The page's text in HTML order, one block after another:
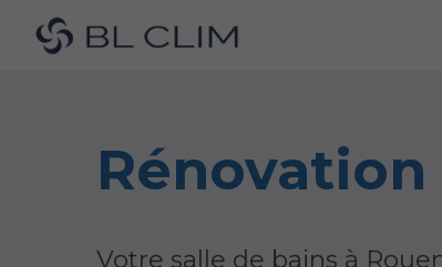
Votre salle de bains à